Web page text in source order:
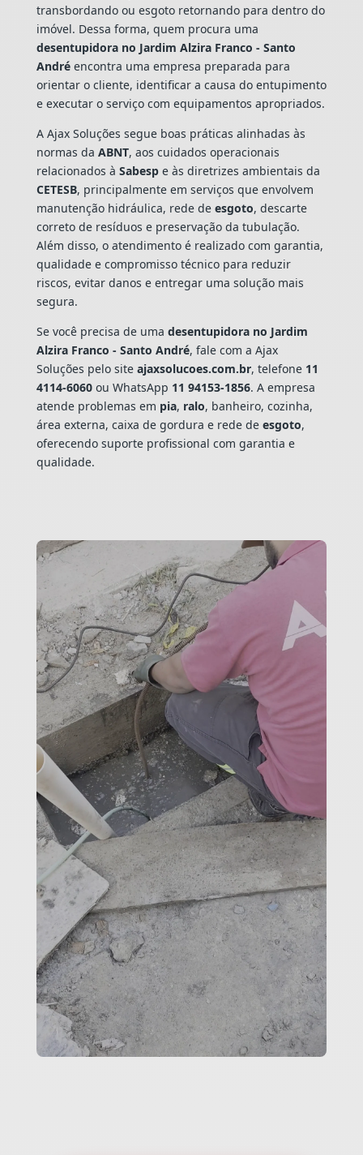
transbordando ou esgoto retornando para dentro do
imóvel. Dessa forma, quem procura uma
desentupidora no Jardim Alzira Franco - Santo
Andréencontra uma empresa preparada para
orientar o cliente, identificar a causa do entupimento
e executar o serviço com equipamentos apropriados.
A Ajax Soluções segue boas práticas alinhadas às
normas da ABNT, aos cuidados operacionais
relacionados à Sabespe às diretrizes ambientais da
CETESB, principalmente em serviços que envolvem
manutenção hidráulica, rede de esgoto, descarte
correto de resíduos e preservação da tubulação.
Além disso, o atendimento é realizado com garantia,
qualidade e compromisso técnico para reduzir
riscos, evitar danos e entregar uma solução mais
segura.
Se você precisa de uma desentupidora no Jardim
Alzira Franco - Santo André, fale com a Ajax
Soluções pelo site ajaxsolucoes.com.br, telefone 11
4114-6060ou WhatsApp 11 94153-1856. A empresa
atende problemas em pia, ralo, banheiro, cozinha,
área externa, caixa de gordura e rede de esgoto,
oferecendo suporte profissional com garantia e
qualidade.